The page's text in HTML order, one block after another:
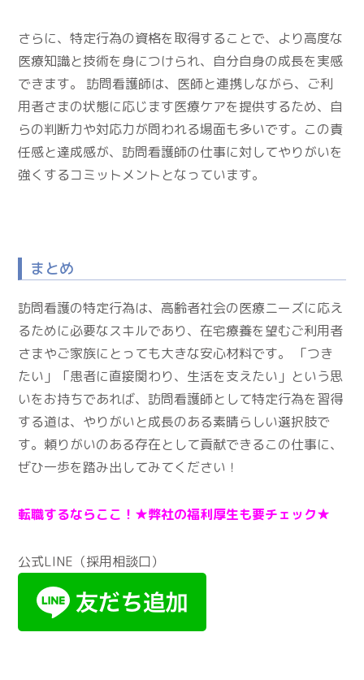
さらに、特定行為の資格を取得することで、より高度な
医療知識と技術を身につけられ、自分自身の成長を実感
できます。 訪問看護師は、医師と連携しながら、ご利
用者さまの状態に応じます医療ケアを提供するため、自
らの判断力や対応力が問われる場面も多いです。この責
任感と達成感が、訪問看護師の仕事に対してやりがいを
強くするコミットメントとなっています。
まとめ
訪問看護の特定行為は、高齢者社会の医療ニーズに応え
るために必要なスキルであり、在宅療養を望むご利用者
さまやご家族にとっても大きな安心材料です。 「つき
たい」「患者に直接関わり、生活を支えたい」という思
いをお持ちであれば、訪問看護師として特定行為を習得
する道は、やりがいと成長のある素晴らしい選択肢で
す。頼りがいのある存在として貢献できるこの仕事に、
ぜひ一歩を踏み出してみてください！
転職するならここ！★弊社の福利厚生も要チェック★
公式LINE（採用相談口）